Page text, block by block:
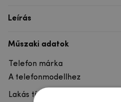
Leírás
Műszaki adatok
Telefon márka
A telefonmodellhez
Lakás típusa